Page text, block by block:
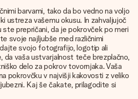
barvami, tako da bo vedno na voljo
ustreza vašemu okusu. In zahvaljujoč
ste prepričani, da je pokrovček po meri
svoje najljubše med različnimi
svojo fotografijo, logotip ali
da vaša ustvarjalnost teče brezplačno,
delo za pokrov tovornjaka. Vaša
pokrovčku v najvišji kakovosti z veliko
Kaj še čakate, prilagodite si